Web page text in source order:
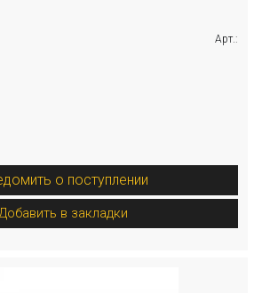
Арт.:
о поступлении
в закладки